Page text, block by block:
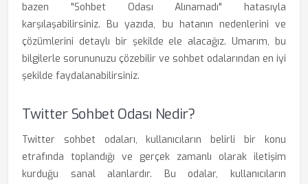
bazen "Sohbet Odası Alınamadı" hatasıyla
karşılaşabilirsiniz. Bu yazıda, bu hatanın nedenlerini ve
çözümlerini detaylı bir şekilde ele alacağız. Umarım, bu
bilgilerle sorununuzu çözebilir ve sohbet odalarından en iyi
şekilde faydalanabilirsiniz.
Twitter Sohbet Odası Nedir?
Twitter sohbet odaları, kullanıcıların belirli bir konu
etrafında toplandığı ve gerçek zamanlı olarak iletişim
kurduğu sanal alanlardır. Bu odalar, kullanıcıların